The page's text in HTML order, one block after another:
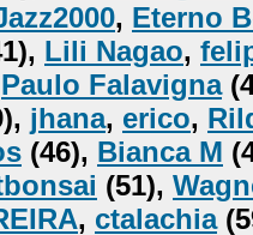
, Eterno
Lili Nagao,
Paulo Falavigna
jhana, erico,
(46), Bianca M
(51),
, ctalachia